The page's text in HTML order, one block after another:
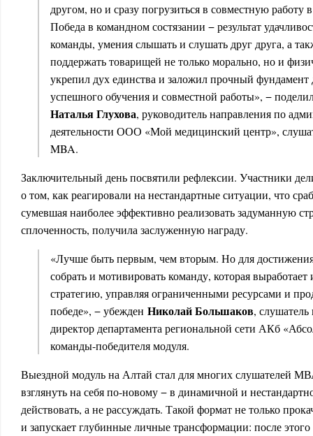
другом, но и сразу погрузиться в совместную работу
Победа в командном состязании − результат
команды, умения слышать и слушать друг друга, а
поддержать товарищей не только морально, но и
укрепил дух единства и заложил прочный фундамент
успешного обучения и совместной работы», −
Наталья Глухова, руководитель направления по
деятельности ООО «Мой медицинский центр»,
MBA.
Заключительный день посвятили рефлексии. Участники
о том, как реагировали на нестандартные ситуации, что
сумевшая наиболее эффективно реализовать задуманную
сплоченность, получила заслуженную награду.
«Лучше быть первым, чем вторым. Но для
собрать и мотивировать команду, которая выработает
стратегию, управляя ограниченными ресурсами и
победе», − убежден Николай Большаков,
директор департамента региональной сети АКб
команды-победителя модуля.
Выездной модуль на Алтай стал для многих слушателей
взглянуть на себя по-новому − в динамичной и
действовать, а не рассуждать. Такой формат не только
и запускает глубинные личные трансформации: после